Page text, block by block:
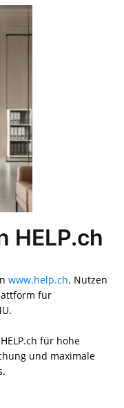
HELP.ch
www.help.ch. Nutzen
für
für hohe
und maximale